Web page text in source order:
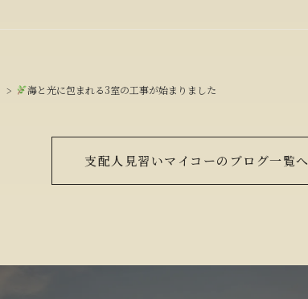
海と光に包まれる3室の工事が始まりました
支配人見習いマイコーのブログ一覧へ